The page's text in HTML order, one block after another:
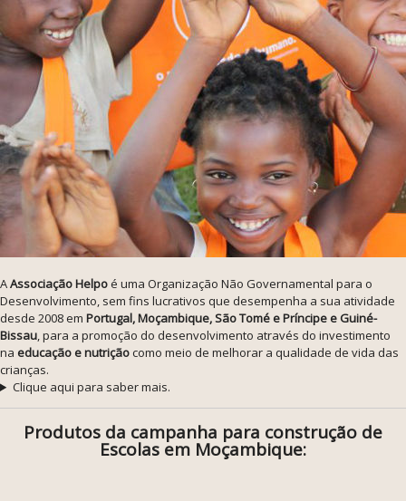
AAssociação Helpoé uma Organização Não Governamental para o
Desenvolvimento, sem fins lucrativos que desempenha a sua atividade
desde 2008 em Portugal, Moçambique, São Tomé e Príncipe e Guiné-
Bissau, para a promoção do desenvolvimento através do investimento
na educação e nutriçãocomo meio de melhorar a qualidade de vida das
crianças.
Clique aqui para saber mais.
Produtos da campanha para construção de
Escolas em Moçambique: